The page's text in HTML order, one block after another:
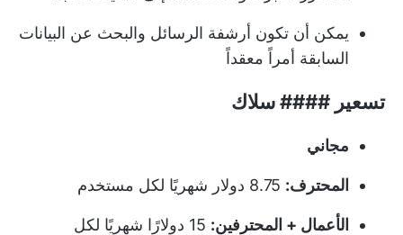
يمكن أن تكون أرشفة الرسائل والبحث عن البيانات
السابقة أمراً معقداً
تسعير #### سلاك
مجاني
المحترف:
الأعمال + المحترفين:
15 دولارًا شهريًا لكل